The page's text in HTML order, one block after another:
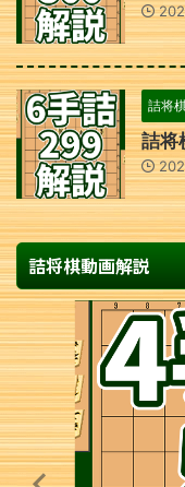
詰将
詰将
詰将棋動画解説